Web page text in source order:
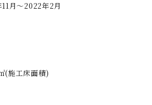
月～2022年2月
(施工床面積)